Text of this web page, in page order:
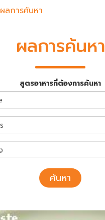
ผลการค้นหา
ผลการค้นหา
สูตรอาหารที่ต้องการค้นหา
ค้นหา